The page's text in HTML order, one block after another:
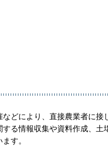
どにより、直接農業者に接
る情報収集や資料作成、土
す。